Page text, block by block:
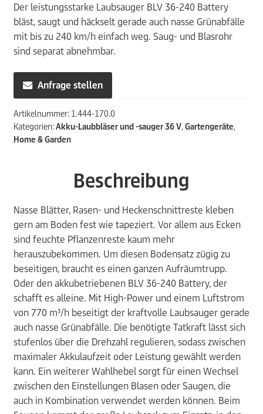
Der leistungsstarke Laubsauger BLV 36-240 Battery
bläst, saugt und häckselt gerade auch nasse Grünabfälle
mit bis zu 240 km/h einfach weg. Saug- und Blasrohr
sind separat abnehmbar.
Anfrage stellen
Artikelnummer: 1.444-170.0
Kategorien:Akku-Laubbläser und -sauger 36 V, Gartengeräte,
Home & Garden
Beschreibung
Nasse Blätter, Rasen- und Heckenschnittreste kleben
gern am Boden fest wie tapeziert. Vor allem aus Ecken
sind feuchte Pflanzenreste kaum mehr
herauszubekommen. Um diesen Bodensatz zügig zu
beseitigen, braucht es einen ganzen Aufräumtrupp.
Oder den akkubetriebenen BLV 36-240 Battery, der
schafft es alleine. Mit High-Power und einem Luftstrom
von 770 m³/h beseitigt der kraftvolle Laubsauger gerade
auch nasse Grünabfälle. Die benötigte Tatkraft lässt sich
stufenlos über die Drehzahl regulieren, sodass zwischen
maximaler Akkulaufzeit oder Leistung gewählt werden
kann. Ein weiterer Wahlhebel sorgt für einen Wechsel
zwischen den Einstellungen Blasen oder Saugen, die
auch in Kombination verwendet werden können. Beim